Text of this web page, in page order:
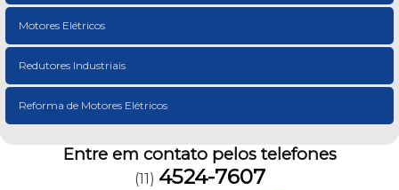
Motores Elétricos
Redutores Industriais
Reforma de Motores Elétricos
Entre em contato pelos telefones
(11) 4524-7607